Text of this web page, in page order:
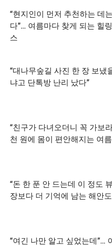
“현지인이 먼저 추천하는 데
다”… 여름마다 찾게 되는 힐
스
“대나무숲길 사진 한 장 보냈
냐고 단톡방 난리 났다”
“친구가 다녀오더니 꼭 가보
천 원에 몸이 편안해지는 여
“돈 한 푼 안 드는데 이 정도
장보다 더 기억에 남는 해안
“여긴 나만 알고 싶었는데”…